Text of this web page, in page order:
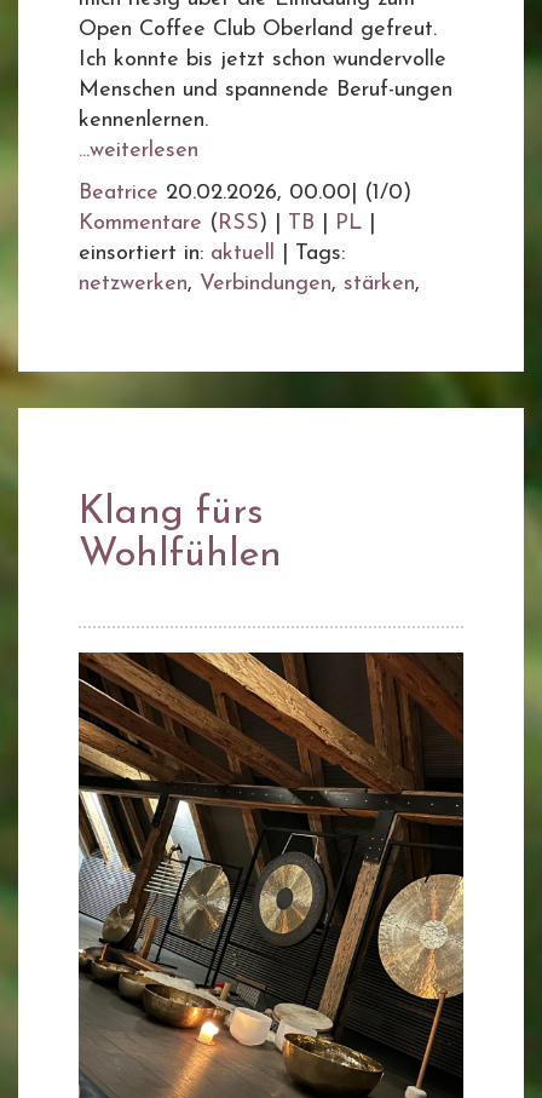
Open Coffee Club Oberland gefreut.
Ich konnte bis jetzt schon wundervolle
Menschen und spannende Beruf-ungen
kennenlernen.
...weiterlesen
Beatrice 20.02.2026, 00.00
(1/0)
Kommentare ( RSS) | TB PL
einsortiert in: aktuell
Tags:
netzwerken, Verbindungen, stärken,
Klang fürs
Wohlfühlen